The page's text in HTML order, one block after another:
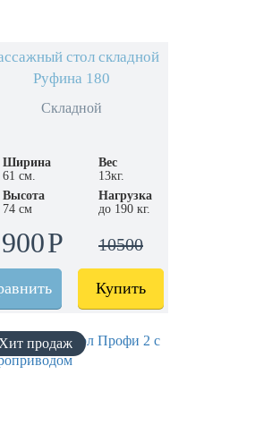
стол складной
Руфина 180
Складной
Ширина
61 см.
Вес
13кг.
Высота
74 см
Нагрузка
до 190 кг.
10500
Купить